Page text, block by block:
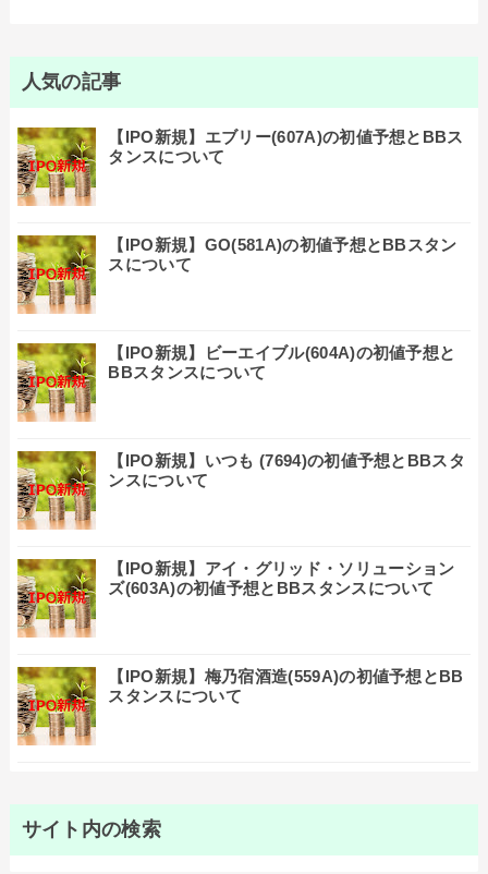
人気の記事
【IPO新規】エブリー(607A)の初値予想とBBス
タンスについて
【IPO新規】GO(581A)の初値予想とBBスタン
スについて
【IPO新規】ビーエイブル(604A)の初値予想と
BBスタンスについて
【IPO新規】いつも (7694)の初値予想とBBスタ
ンスについて
【IPO新規】アイ・グリッド・ソリューション
ズ(603A)の初値予想とBBスタンスについて
【IPO新規】梅乃宿酒造(559A)の初値予想とBB
スタンスについて
サイト内の検索